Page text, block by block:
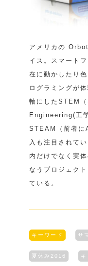
アメリカの
イス。スマート
在に動かしたり
ログラミングが
軸にしたSTEM
Engineering(工
STEAM（前者に
入も注目されて
内だけでなく実
なうプロジェク
ている。
キーワード サ
夏休み2016